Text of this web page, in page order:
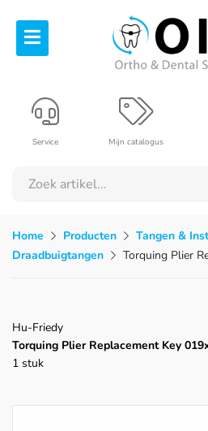
Mijn catalogus
Service
Home Producten
Tangen &
Draadbuigtangen
Torquing Plier
Hu-Friedy
Torquing Plier Replacement Key
1 stuk